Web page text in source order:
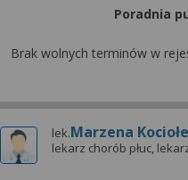
Poradnia
Brak wolnych terminów w
lek.Marzena
lekarz chorób płuc,